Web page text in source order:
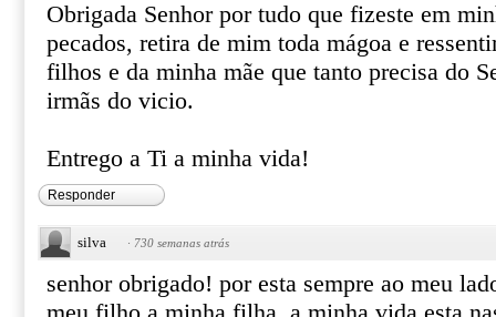
Obrigada Senhor por tudo que fizeste em
pecados, retira de mim toda mágoa e
filhos e da minha mãe que tanto precisa do
irmãs do vicio.
Entrego a Ti a minha vida!
Responder
silva · 730 semanas atrás
senhor obrigado! por esta sempre ao meu